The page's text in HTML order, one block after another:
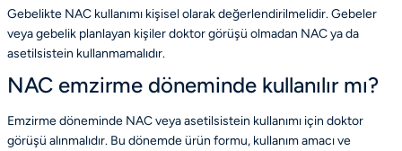
Gebelikte NAC kullanımı kişisel olarak değerlendirilmelidir. Gebeler
veya gebelik planlayan kişiler doktor görüşü olmadan NAC ya da
asetilsistein kullanmamalıdır.
NAC emzirme döneminde kullanılır mı?
Emzirme döneminde NAC veya asetilsistein kullanımı için doktor
görüşü alınmalıdır. Bu dönemde ürün formu, kullanım amacı ve